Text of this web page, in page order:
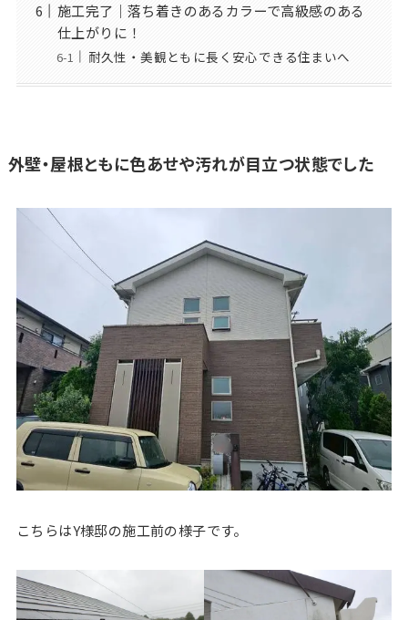
施工完了｜落ち着きのあるカラーで高級感のある
仕上がりに！
耐久性・美観ともに長く安心できる住まいへ
外壁・屋根ともに色あせや汚れが目立つ状態でした
こちらはY様邸の施工前の様子です。